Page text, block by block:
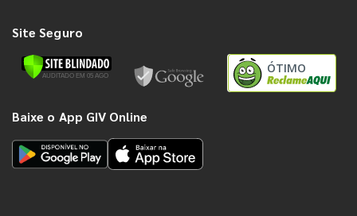
Site Seguro
ÓTIMO
Baixe o App GIV Online